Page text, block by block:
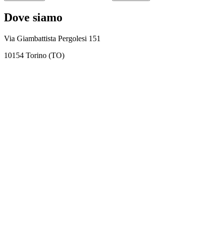
Dove siamo
Via Giambattista Pergolesi 151
10154 Torino (TO)